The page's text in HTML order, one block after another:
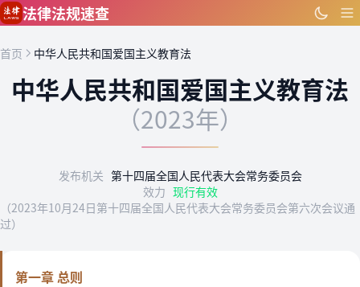
跳到主要内容
法律法规速查
首页 中华人民共和国爱国主义教育法
中华人民共和国爱国主义教育法
（2023年）
发布机关 第十四届全国人民代表大会常务委员会
效力 现行有效
（2023年10月24日第十四届全国人民代表大会常务委员会第六次会议通
过）
第一章 总则